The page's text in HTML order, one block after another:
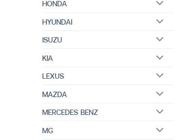
HONDA
HYUNDAI
ISUZU
KIA
LEXUS
MAZDA
MERCEDES BENZ
MG